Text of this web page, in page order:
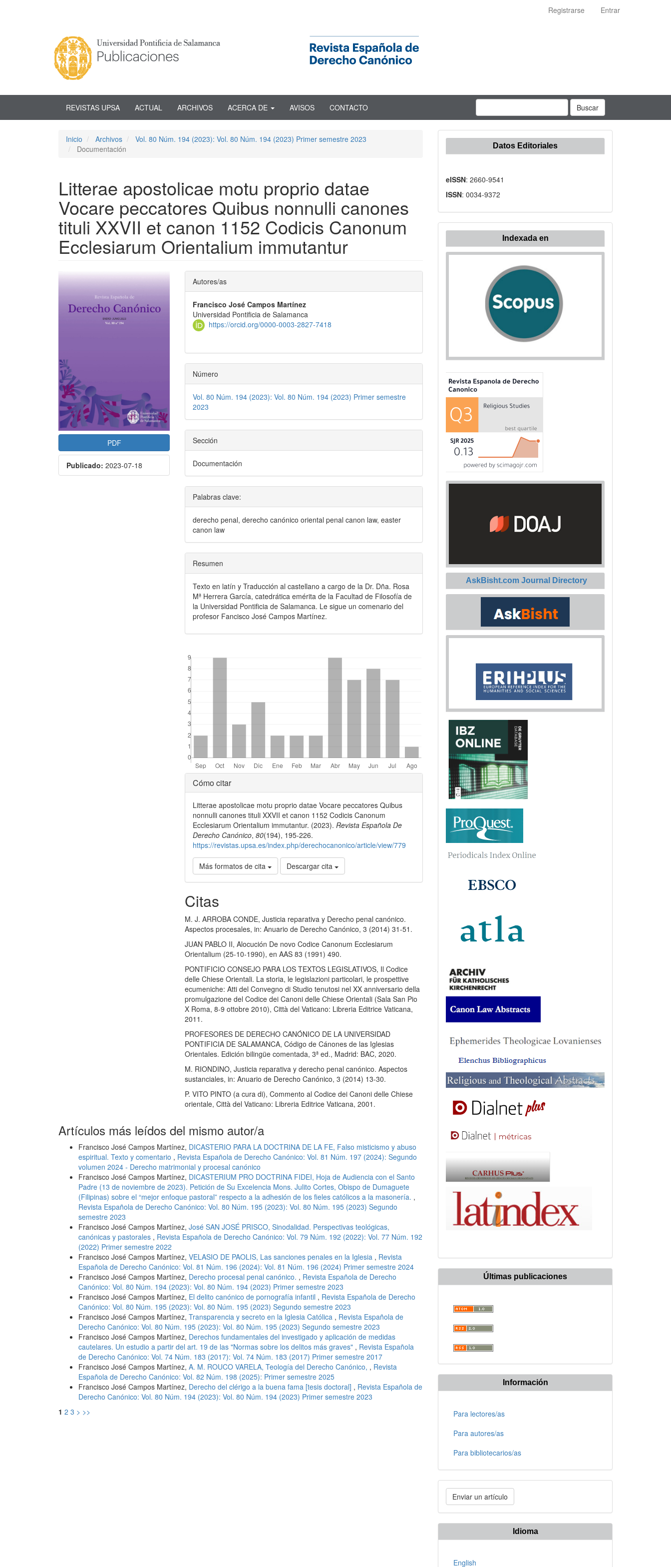
Registrarse Entrar
REVISTAS UPSA ACTUAL ARCHIVOS ACERCA DE AVISOS CONTACTO Buscar
Inicio Archivos
Vol. 80 Núm. 194 (2023): Vol. 80 Núm. 194 (2023) Primer semestre 2023
Documentación
Litterae apostolicae motu proprio datae
Vocare peccatores Quibus nonnulli canones
tituli XXVII et canon 1152 Codicis Canonum
Ecclesiarum Orientalium immutantur
Barra
lateral
del
artículo
PDF
Publicado: 2023-07-18
Contenido
principal
del
artículo
Autores/as
Francisco José Campos Martínez
Universidad Pontificia de Salamanca
https://orcid.org/0000-0003-2827-7418
Número
Vol. 80 Núm. 194 (2023): Vol. 80 Núm. 194 (2023) Primer semestre
2023
Sección
Documentación
Palabras clave:
derecho penal, derecho canónico oriental penal canon law, easter
canon law
Resumen
Texto en latín y Traducción al castellano a cargo de la Dr. Dña. Rosa
Mª Herrera García, catedrática emérita de la Facultad de Filosofía de
la Universidad Pontificia de Salamanca. Le sigue un comenario del
profesor Fancisco José Campos Martínez.
Detalles
del
artículo
Cómo citar
Litterae apostolicae motu proprio datae Vocare peccatores Quibus
nonnulli canones tituli XXVII et canon 1152 Codicis Canonum
Ecclesiarum Orientalium immutantur. (2023).Revista Española De
Derecho Canónico,80(194), 195-226.
https://revistas.upsa.es/index.php/derechocanonico/article/view/779
Más formatos de cita Descargar cita
Citas
M. J. ARROBA CONDE, Justicia reparativa y Derecho penal canónico.
Aspectos procesales, in: Anuario de Derecho Canónico, 3 (2014) 31-51.
JUAN PABLO II, Alocución De novo Codice Canonum Ecclesiarum
Orientalium (25-10-1990), en AAS 83 (1991) 490.
PONTIFICIO CONSEJO PARA LOS TEXTOS LEGISLATIVOS, Il Codice
delle Chiese Orientali. La storia, le legislazioni particolari, le prospettive
ecumeniche: Atti del Convegno di Studio tenutosi nel XX anniversario della
promulgazione del Codice dei Canoni delle Chiese Orientali (Sala San Pio
X Roma, 8-9 ottobre 2010), Città del Vaticano: Libreria Editrice Vaticana,
2011.
PROFESORES DE DERECHO CANÓNICO DE LA UNIVERSIDAD
PONTIFICIA DE SALAMANCA, Código de Cánones de las Iglesias
Orientales. Edición bilingüe comentada, 3ª ed., Madrid: BAC, 2020.
M. RIONDINO, Justicia reparativa y derecho penal canónico. Aspectos
sustanciales, in: Anuario de Derecho Canónico, 3 (2014) 13-30.
P. VITO PINTO (a cura di), Commento al Codice dei Canoni delle Chiese
orientale, Città del Vaticano: Libreria Editrice Vaticana, 2001.
Artículos más leídos del mismo autor/a
Francisco José Campos Martínez, DICASTERIO PARA LA DOCTRINA DE LA FE, Falso misticismo y abuso
espiritual. Texto y comentario , Revista Española de Derecho Canónico: Vol. 81 Núm. 197 (2024): Segundo
volumen 2024 - Derecho matrimonial y procesal canónico
Francisco José Campos Martínez, DICASTERIUM PRO DOCTRINA FIDEI, Hoja de Audiencia con el Santo
Padre (13 de noviembre de 2023). Petición de Su Excelencia Mons. Julito Cortes, Obispo de Dumaguete
(Filipinas) sobre el “mejor enfoque pastoral” respecto a la adhesión de los fieles católicos a la masonería. ,
Revista Española de Derecho Canónico: Vol. 80 Núm. 195 (2023): Vol. 80 Núm. 195 (2023) Segundo
semestre 2023
Francisco José Campos Martínez, José SAN JOSÉ PRISCO, Sinodalidad. Perspectivas teológicas,
canónicas y pastorales , Revista Española de Derecho Canónico: Vol. 79 Núm. 192 (2022): Vol. 77 Núm. 192
(2022) Primer semestre 2022
Francisco José Campos Martínez, VELASIO DE PAOLIS, Las sanciones penales en la Iglesia , Revista
Española de Derecho Canónico: Vol. 81 Núm. 196 (2024): Vol. 81 Núm. 196 (2024) Primer semestre 2024
Francisco José Campos Martínez, Derecho procesal penal canónico. , Revista Española de Derecho
Canónico: Vol. 80 Núm. 194 (2023): Vol. 80 Núm. 194 (2023) Primer semestre 2023
Francisco José Campos Martínez, El delito canónico de pornografía infantil , Revista Española de Derecho
Canónico: Vol. 80 Núm. 195 (2023): Vol. 80 Núm. 195 (2023) Segundo semestre 2023
Francisco José Campos Martínez, Transparencia y secreto en la Iglesia Católica , Revista Española de
Derecho Canónico: Vol. 80 Núm. 195 (2023): Vol. 80 Núm. 195 (2023) Segundo semestre 2023
Francisco José Campos Martínez, Derechos fundamentales del investigado y aplicación de medidas
cautelares. Un estudio a partir del art. 19 de las "Normas sobre los delitos más graves" , Revista Española
de Derecho Canónico: Vol. 74 Núm. 183 (2017): Vol. 74 Núm. 183 (2017) Primer semestre 2017
Francisco José Campos Martínez, A. M. ROUCO VARELA, Teología del Derecho Canónico, , Revista
Española de Derecho Canónico: Vol. 82 Núm. 198 (2025): Primer semestre 2025
Francisco José Campos Martínez, Derecho del clérigo a la buena fama [tesis doctoral] , Revista Española de
Derecho Canónico: Vol. 80 Núm. 194 (2023): Vol. 80 Núm. 194 (2023) Primer semestre 2023
1 2 3 > >>
Datos Editoriales
eISSN: 2660-9541
ISSN: 0034-9372
Indexada
Indexada en
AskBisht.com Journal Directory
Últimas publicaciones
Información
Para lectores/as
Para autores/as
Para bibliotecarios/as
Enviar
un
artículo
Enviar un artículo
Idioma
English